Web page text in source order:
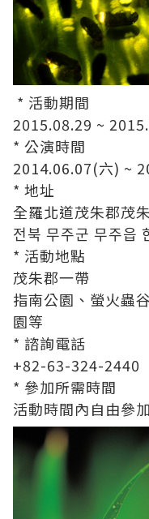
* 活動期間
2015.08.29 ~
* 公演時間
2014.06.07(六) ~
* 地址
全羅北道茂朱郡茂
전북 무주군 무주읍
* 活動地點
茂朱郡一帶
指南公園、螢火蟲
園等
* 諮詢電話
+82-63-324-2440
* 參加所需時間
活動時間內自由參加